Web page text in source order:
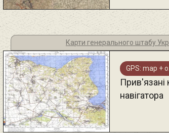
Карти генерального штабу
GPS: map +
Прив'язані
навігатора